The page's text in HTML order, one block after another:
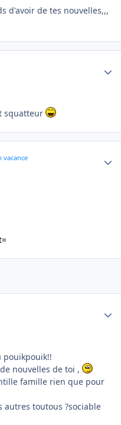
d'avoir de tes nouvelles,,,
squatteur
vacance
pouikpouik!!
nouvelles de toi ,
famille rien que pour
autres toutous ?sociable